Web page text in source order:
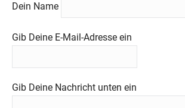
Dein Name
Gib Deine E-Mail-Adresse ein
Gib Deine Nachricht unten ein